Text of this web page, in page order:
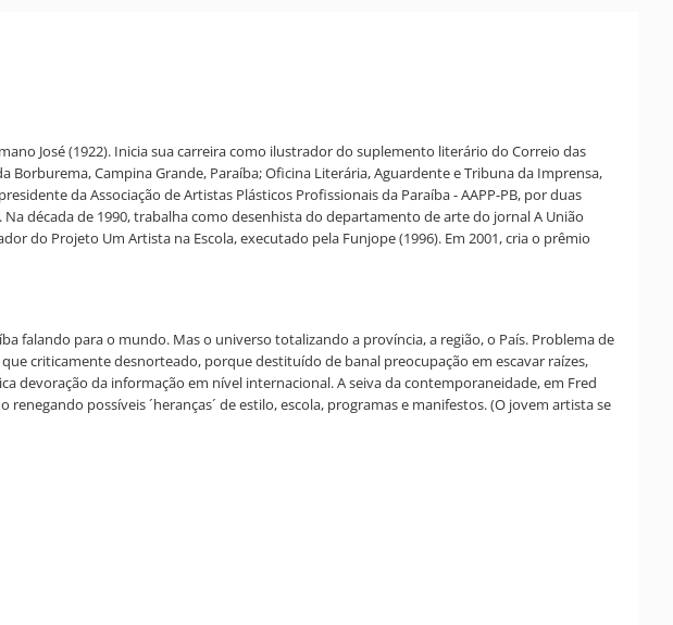
José (1922). Inicia sua carreira como ilustrador do suplemento literário do Correio das
Campina Grande, Paraíba; Oficina Literária, Aguardente e Tribuna da Imprensa,
da Associação de Artistas Plásticos Profissionais da Paraíba - AAPP-PB, por duas
década de 1990, trabalha como desenhista do departamento de arte do jornal A União
do Projeto Um Artista na Escola, executado pela Funjope (1996). Em 2001, cria o prêmio
falando para o mundo. Mas o universo totalizando a província, a região, o País. Problema de
criticamente desnorteado, porque destituído de banal preocupação em escavar raízes,
devoração da informação em nível internacional. A seiva da contemporaneidade, em Fred
possíveis ´heranças´ de estilo, escola, programas e manifestos. (O jovem artista se